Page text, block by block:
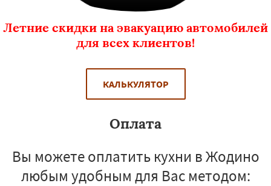
Летние скидки на эвакуацию автомобилей
для всех клиентов!
КАЛЬКУЛЯТОР
Оплата
Вы можете оплатить кухни в Жодино
любым удобным для Вас методом: